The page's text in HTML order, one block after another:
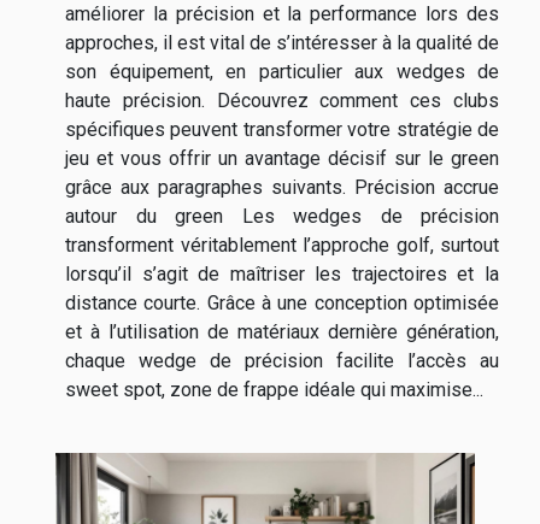
améliorer la précision et la performance lors des
approches, il est vital de s’intéresser à la qualité de
son équipement, en particulier aux wedges de
haute précision. Découvrez comment ces clubs
spécifiques peuvent transformer votre stratégie de
jeu et vous offrir un avantage décisif sur le green
grâce aux paragraphes suivants. Précision accrue
autour du green Les wedges de précision
transforment véritablement l’approche golf, surtout
lorsqu’il s’agit de maîtriser les trajectoires et la
distance courte. Grâce à une conception optimisée
et à l’utilisation de matériaux dernière génération,
chaque wedge de précision facilite l’accès au
sweet spot, zone de frappe idéale qui maximise...